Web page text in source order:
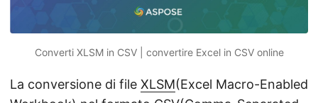
Converti XLSM in CSV | convertire Excel in CSV online
La conversione di file XLSM(Excel Macro-Enabled